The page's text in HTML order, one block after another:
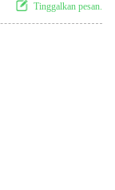
Tinggalkan pesan.